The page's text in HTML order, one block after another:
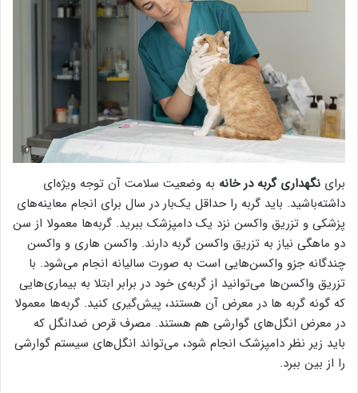
برای نگهداری گربه در خانه به وضعیت سلامت آن توجه ویژه‌ای
داشته‌باشید. باید گربه را حداقل یک‌بار در سال برای انجام معاینه‌های
پزشکی و تزریق واکسن نزد یک دامپزشک ببرید. گربه‌ها معمولا از سن
دو ماهگی نیاز به تزریق واکسن گربه دارند. واکسن هاری و واکسن
چندگانه جزو واکسن‌هایی است به صورت سالیانه انجام می‌شود. با
تزریق واکسن‌ها می‌توانید از گربه‌ی خود در برابر ابتلا به بیماری‌هایی
که گونه گربه ها در معرض آن هستند، پیش‌گیری کنید. گربه‌ها معمولا
در معرض انگل‌های گوارشی هم هستند. مصرف قرص ضدانگل که
باید زیر نظر دامپزشک انجام شود، می‌تواند انگل‌های سیستم گوارشی
را از بین ببرد.